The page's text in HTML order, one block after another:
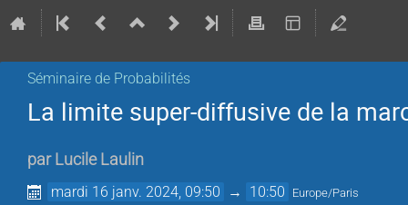
Séminaire de Probabilités
La limite super-diffusive de la
par Lucile Laulin
mardi 16 janv. 2024, 09:50 → 10:50 Europe/Paris